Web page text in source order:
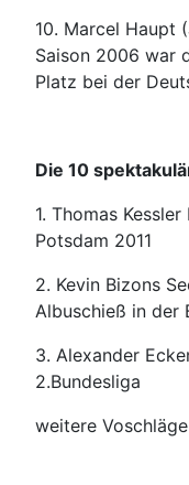
10. Marcel Haupt
Saison 2006 war
Platz bei der
Die 10
1. Thomas
Potsdam 2011
2. Kevin Bizons
Albuschieß in der
3. Alexander
2.Bundesliga
weitere